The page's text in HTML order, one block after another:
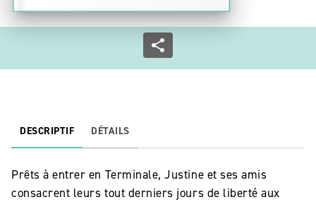
DESCRIPTIF DÉTAILS
Prêts à entrer en Terminale, Justine et ses amis
consacrent leurs tout derniers jours de liberté aux